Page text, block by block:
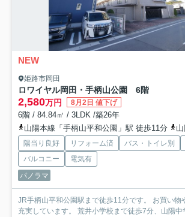
NEW
姫路市岡田
ロワイヤル岡田・手柄山公園 6階
2,580万円 8月2日 値下げ
6階 / 84.84㎡ / 3LDK /築26年
山陽本線「手柄山平和公園」駅 徒歩11分
山
陽当り良好 リフォーム済 バス・トイレ別
バルコニー
電気有
パノラマ
JR手柄山平和公園駅まで徒歩11分です。 お買い物
充実しています。 荒井小学校まで徒歩7分、山陽中